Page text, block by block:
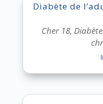
Diabète de
Cher 18,